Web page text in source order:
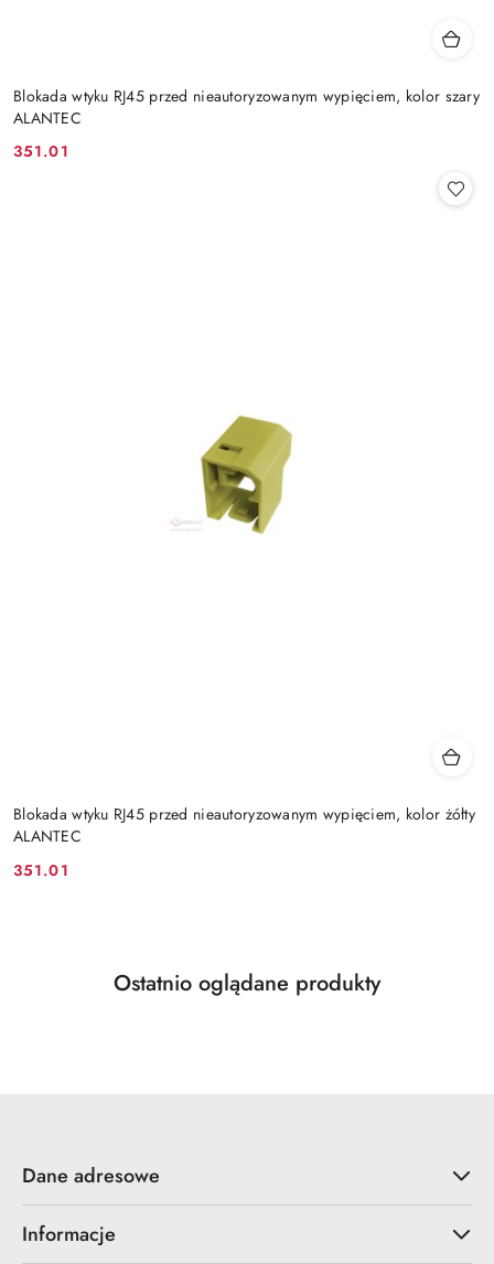
Blokada wtyku RJ45 przed nieautoryzowanym wypięciem, kolor szary
ALANTEC
Cena:
351.01
Blokada wtyku RJ45 przed nieautoryzowanym wypięciem, kolor żółty
ALANTEC
Cena:
351.01
Pomiń karuzelę produktów
Produkty
Ostatnio oglądane produkty
Dane adresowe
Informacje